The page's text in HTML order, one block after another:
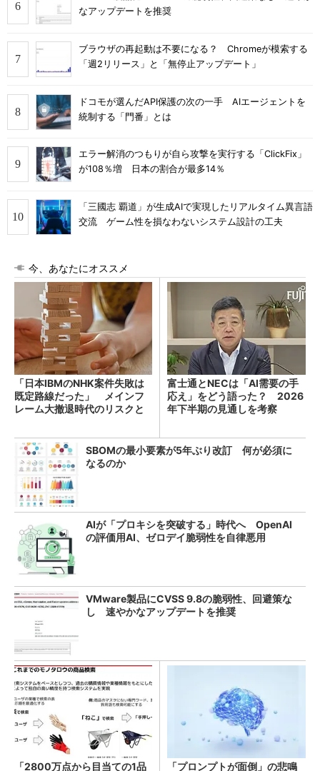
なアップデートを推奨
ブラウザの再起動は不要になる？ Chromeが模索する
「週2リリース」と「無停止アップデート」
ドコモが選んだAPI保護の次の一手 AIエージェントを
統制する「門番」とは
エラー解消のつもりが自ら攻撃を実行する「ClickFix」
が108％増 日本の割合が最多14％
「三國志 覇道」が生成AIで実現したリアルタイム異言語
交流 ゲーム性を損なわないシステム設計の工夫
今、あなたにオススメ
「日本IBMのNHK案件失敗は
既定路線だった」 メインフ
レーム大撤退時代のリスクと
富士通とNECは「AI需要の手
応え」をどう語った？ 2026
年下半期の見通しを考察
SBOMの最小要素が5年ぶり改訂 何が必須に
なるのか
AIが「プロキシを突破する」時代へ OpenAI
の評価用AI、ゼロデイ脆弱性を自律悪用
VMware製品にCVSS 9.8の脆弱性、回避策な
し 速やかなアップデートを推奨
「2800万点から目当ての1品 「プロンプトが面倒」の悲鳴